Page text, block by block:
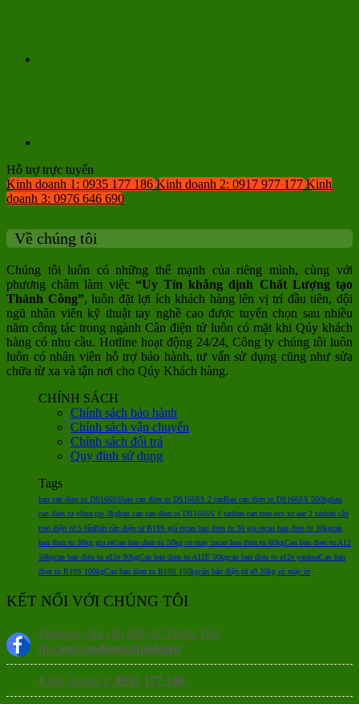
Hỗ trợ trực tuyến
Kinh doanh 1: 0935 177 186 Kinh doanh 2: 0917 977 177 Kinh
doanh 3: 0976 646 690
Về chúng tôi
Chúng tôi luôn có những thế mạnh của riêng mình, cùng với
phương châm làm việc “Uy Tín khẳng định Chất Lượng tạo
Thành Công”, luôn đặt lợi ích khách hàng lên vị trí đầu tiên, đội
ngũ nhân viên kỹ thuật tay nghề cao được tuyển chọn sau nhiều
năm công tác trong ngành Cân điện tử luôn có mặt khi Qúy khách
hàng có nhu cầu. Hotline hoạt động 24/24, Công ty chúng tôi luôn
luôn có nhân viên hỗ trợ bảo hành, tư vấn sử dụng cũng như sửa
chữa từ xa và tận nơi cho Qúy Khách hàng.
CHÍNH SÁCH
Chính sách bảo hành
Chính sách vận chuyển
Chính sách đổi trả
Quy định sử dụng
Tags
ban can dien tu DS166SSban can dien tu DS166SS 2 tanBan can dien tu DS166SS 500kgban
can dien tu vibra tps 3kgban can san dien tu DS166SS 1 tanban can treo ocs xz aae 2 tanbán cân
treo điện tử 5 tấnBán cân điện tử B19S giá rẻcan ban dien tu 30 gia recan ban dien tu 30kgcan
ban dien tu 30kg gia reCan ban dien tu 50kg co may incan ban dien tu 60kgCan ban dien tu A12
50kgcan ban dien tu a12e 30kgCan ban dien tu A12E 50kgcan ban dien tu a12e yaohuaCan ban
dien tu B19S 100kgCan ban dien tu B19S 150kgcân bàn điện tử a9 30kg có máy in
KẾT NỐI VỚI CHÚNG TÔI
Fanpage của cân điện tử Thịnh Tiến
fb.com/candientuthinhtien
Kinh doanh 1: 0935 177 186